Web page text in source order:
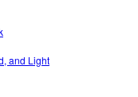
and Light